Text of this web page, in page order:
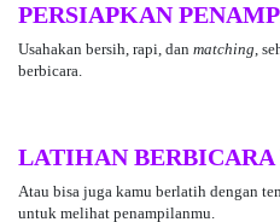
PERSIAPKAN
Usahakan bersih, rapi, dan matching,
berbicara.
LATIHAN
Atau bisa juga kamu berlatih dengan
untuk melihat penampilanmu.